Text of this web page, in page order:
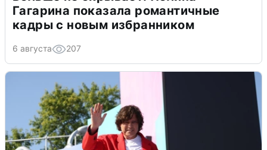
Гагарина показала романтичные
кадры с новым избранником
6 августа 207